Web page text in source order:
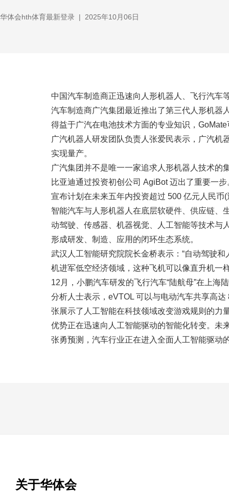
华体会hth体育最新登录 | 2025年10月06日
中国汽车制造商正迅速向人形机器人、飞行汽车
汽车制造商广汽集团最近推出了第三代人形机器
得益于广汽在电池技术方面的专业知识，
广汽机器人研发团队负责人张爱民表示，广汽
实现量产。
广汽集团并不是唯一一家追求人形机器人技术的
比亚迪通过投资初创公司 AgiBot 迈出了重要一
宣布计划在未来五年内投资超过 500 亿元人民
智能汽车与人形机器人在底层软硬件、供应链、
动驾驶、传感器、机器视觉、人工智能等技术与
形成研发、制造、应用的闭环生态系统。
武汉人工智能研究院院长金桥表示：“自动驾驶
机进军低空经济领域，这种飞机可以像直升机一
12月，小鹏汽车研发的飞行汽车“陆航母”在上
分析人士表示，eVTOL 可以与电动汽车共享高
张展示了人工智能在科技领域改变游戏规则的力
优势正在迅速向人工智能驱动的智能化转变。未
张勇预测，汽车行业正在进入全面人工智能驱动
关于华体会